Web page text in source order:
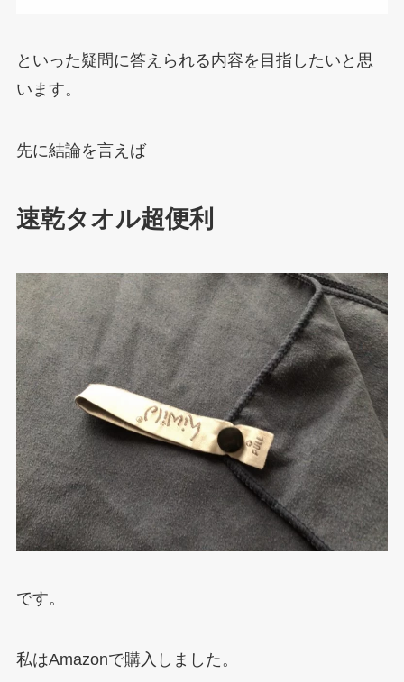
といった疑問に答えられる内容を目指したいと思
います。
先に結論を言えば
速乾タオル超便利
です。
私はAmazonで購入しました。